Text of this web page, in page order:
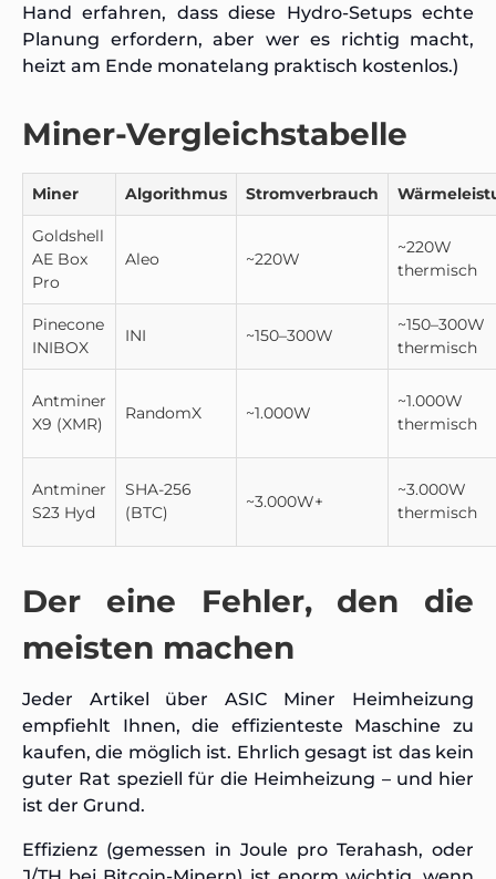
Hand erfahren, dass diese Hydro-Setups echte
Planung erfordern, aber wer es richtig macht,
heizt am Ende monatelang praktisch kostenlos.)
Miner-Vergleichstabelle
Miner Algorithmus Stromverbrauch
Goldshell
AE Box
Pro
Aleo ~220W
~220W
thermisch
Pinecone
INIBOX
INI ~150–300W
~150–300W
thermisch
Antminer
X9 (XMR)
RandomX ~1.000W
~1.000W
thermisch
Antminer
S23 Hyd
SHA-256
(BTC)
~3.000W+
~3.000W
thermisch
Der eine Fehler, den die
meisten machen
Jeder Artikel über ASIC Miner Heimheizung
empfiehlt Ihnen, die effizienteste Maschine zu
kaufen, die möglich ist. Ehrlich gesagt ist das kein
guter Rat speziell für die Heimheizung – und hier
ist der Grund.
Effizienz (gemessen in Joule pro Terahash, oder